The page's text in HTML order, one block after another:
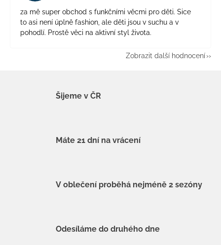
za mě super obchod s funkčními věcmi pro děti. Sice
to asi není úplně fashion, ale děti jsou v suchu a v
pohodlí. Prostě věci na aktivní styl života.
Zobrazit další hodnocení
Šijeme v ČR
Máte 21 dní na vrácení
V oblečení proběhá nejméně 2 sezóny
Odesíláme do druhého dne